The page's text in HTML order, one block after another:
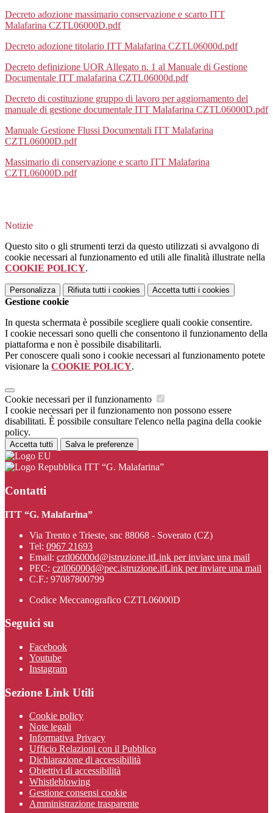
Decreto adozione massimario conservazione e scarto ITT
Malafarina CZTL06000D.pdf
Decreto adozione titolario ITT Malafarina CZTL06000d.pdf
Decreto definizione UOR Allegato n. 1 al Manuale di Gestione
Documentale ITT malafarina CZTL06000d.pdf
Decreto di costituzione gruppo di lavoro per aggiornamento del
manuale di gestione documentale ITT Malafarina CZTL06000D.pdf
Manuale Gestione Flussi Documentali ITT Malafarina
CZTL06000D.pdf
Massimario di conservazione e scarto ITT Malafarina
CZTL06000D.pdf
Notizie
Questo sito o gli strumenti terzi da questo utilizzati si avvalgono di
cookie necessari al funzionamento ed utili alle finalità illustrate nella
COOKIE POLICY.
Personalizza Rifiuta tutti i cookies Accetta tutti i cookies
Gestione cookie
In questa schermata è possibile scegliere quali cookie consentire.
I cookie necessari sono quelli che consentono il funzionamento della
piattaforma e non è possibile disabilitarli.
Per conoscere quali sono i cookie necessari al funzionamento potete
visionare la COOKIE POLICY.
Cookie necessari per il funzionamento
I cookie necessari per il funzionamento non possono essere
disabilitati. È possibile consultare l'elenco nella pagina della cookie
policy.
Accetta tutti Salva le preferenze
ITT “G. Malafarina”
Contatti
ITT “G. Malafarina”
Via Trento e Trieste, snc 88068 - Soverato (CZ)
Tel: 0967 21693
Email: cztl06000d@istruzione.itLink per inviare una mail
PEC: cztl06000d@pec.istruzione.itLink per inviare una mail
C.F.: 97087800799
Codice Meccanografico CZTL06000D
Seguici su
Facebook
Youtube
Instagram
Sezione Link Utili
Cookie policy
Note legali
Informativa Privacy
Ufficio Relazioni con il Pubblico
Dichiarazione di accessibilità
Obiettivi di accessibilità
Whistleblowing
Gestione consensi cookie
Amministrazione trasparente